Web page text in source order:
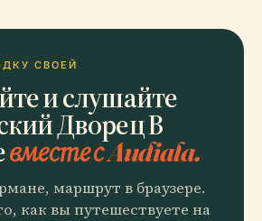
СВОЕЙ
и слушайте
Дворец В
вместе с Audiala.
маршрут в браузере.
как вы путешествуете на